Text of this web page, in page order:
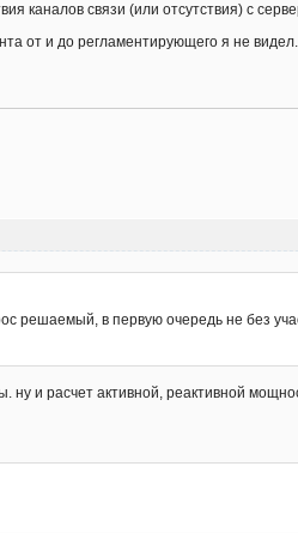
каналов связи (или отсутствия) с
от и до регламентирующего я не
решаемый, в первую очередь не без
и расчет активной, реактивной